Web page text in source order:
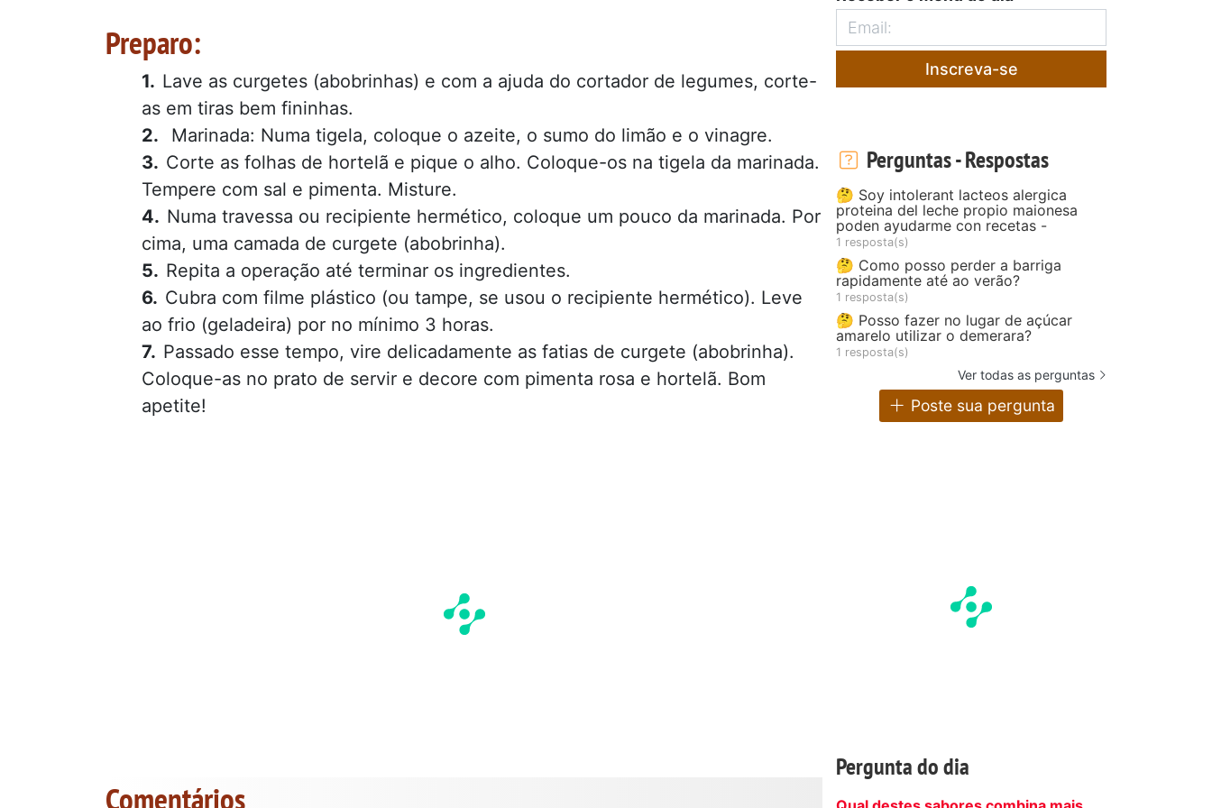
Preparo:
Lave as curgetes (abobrinhas) e com a ajuda do cortador de legumes, corte-
as em tiras bem fininhas.
Marinada: Numa tigela, coloque o azeite, o sumo do limão e o vinagre.
Corte as folhas de hortelã e pique o alho. Coloque-os na tigela da marinada.
Tempere com sal e pimenta. Misture.
Numa travessa ou recipiente hermético, coloque um pouco da marinada. Por
cima, uma camada de curgete (abobrinha).
Repita a operação até terminar os ingredientes.
Cubra com filme plástico (ou tampe, se usou o recipiente hermético). Leve
ao frio (geladeira) por no mínimo 3 horas.
Passado esse tempo, vire delicadamente as fatias de curgete (abobrinha).
Coloque-as no prato de servir e decore com pimenta rosa e hortelã. Bom
apetite!
Comentários
Inscreva-se
Perguntas - Respostas
🤔 Soy intolerant lacteos alergica
proteina del leche propio maionesa
poden ayudarme con recetas -
1 resposta(s)
🤔 Como posso perder a barriga
rapidamente até ao verão?
1 resposta(s)
🤔 Posso fazer no lugar de açúcar
amarelo utilizar o demerara?
1 resposta(s)
Ver todas as perguntas
Poste sua pergunta
Pergunta do dia